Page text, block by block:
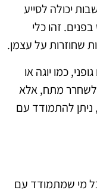
יכולה לסייע
זהו כלי
שחוזרות על עצמן.
כמו יוגה או
לשחרר מתח, אלא
ניתן להתמודד עם
מי שמתמודד עם